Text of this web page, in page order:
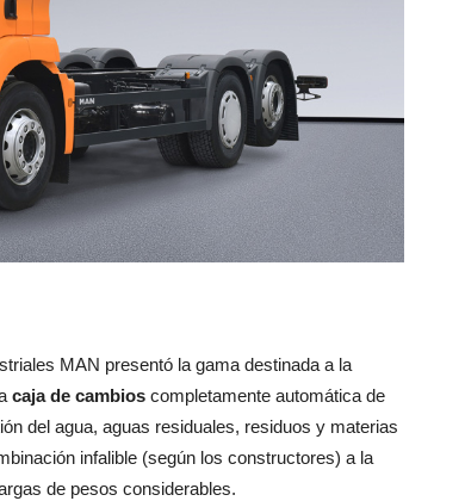
MAN presentó la gama destinada a la
caja de cambios completamente automática de
del agua, aguas residuales, residuos y materias
infalible (según los constructores) a la
de pesos considerables.